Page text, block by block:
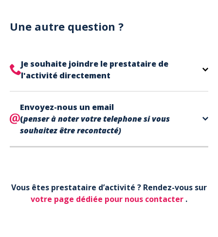
Cependant, nous avons l'office de tourisme de Fréjus
et de Saint Raphaël qui acceptent les chèques
A noter que la réservation est prise en compte
uniquement une fois le paiement effectué.
Une autre question ?
Je souhaite joindre le prestataire de
l'activité directement
trouve directement sur votre billet,
dans la partie contact.
Envoyez-nous un email
(penser à noter votre telephone si vous
souhaitez être recontacté)
Votre email*
Vous êtes prestataire d’activité ? Rendez-vous sur
votre page dédiée pour nous contacter .